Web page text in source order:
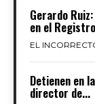
Gerardo
en el
EL
Detienen en
director de...